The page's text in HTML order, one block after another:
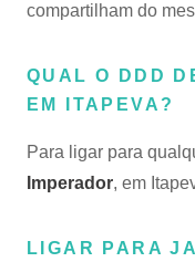
compartilham do
QUAL O DDD
EM ITAPEVA?
Para ligar para
Imperador, em
LIGAR PARA